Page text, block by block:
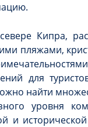
Кипра,
пляжами,
для
найти
уровня
и